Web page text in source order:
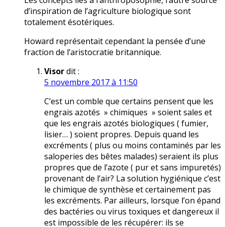
d’inspiration de l’agriculture biologique sont
totalement ésotériques.
Howard représentait cependant la pensée d’une
fraction de l’aristocratie britannique.
Visordit :
5 novembre 2017 à 11:50
C’est un comble que certains pensent que les
engrais azotés » chimiques » soient sales et
que les engrais azotés biologiques ( fumier,
lisier… ) soient propres. Depuis quand les
excréments ( plus ou moins contaminés par les
saloperies des bêtes malades) seraient ils plus
propres que de l’azote ( pur et sans impuretés)
provenant de l’air? La solution hygiénique c’est
le chimique de synthèse et certainement pas
les excréments. Par ailleurs, lorsque l’on épand
des bactéries ou virus toxiques et dangereux il
est impossible de les récupérer: ils se